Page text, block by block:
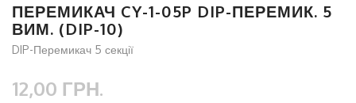
ПЕРЕМИКАЧ CY-1-05P DIP-ПЕРЕМИК. 5
ВИМ. (DIP-10)
DIP-Перемикач 5 секції
12,00 ГРН.